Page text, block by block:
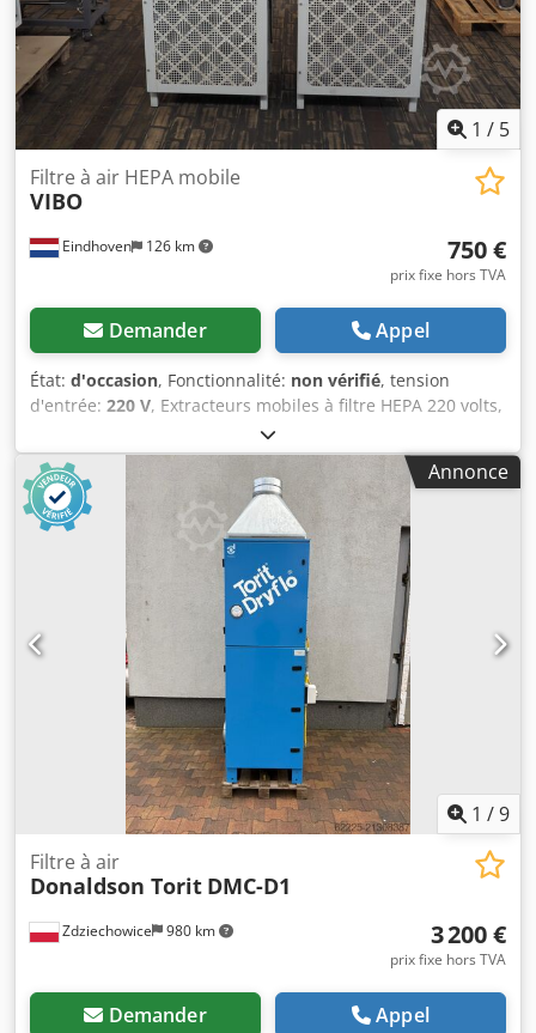
1 / 5
Eindhoven 126 km
Filtre à air HEPA mobile
VIBO
750 €
prix fixe hors TVA
Demander Appel
État: d'occasion, Fonctionnalité: non vérifié, tension
d'entrée: 220 V, Extracteurs mobiles à filtre HEPA 220 volts,
50 Hz. Dwodpfx Adox Dkd Eogsa Vitesse réglable à 5
niveaux Fabricant : VIBO Dimensions extérieures : 50 x 65 x
110 cm
Annonce
1 /9
Zdziechowice 980 km
Filtre à air
Donaldson Torit DMC-D1
3 200 €
prix fixe hors TVA
Demander Appel